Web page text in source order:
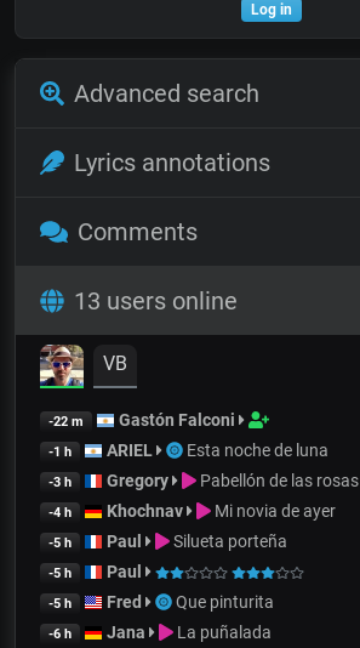
Log in
Advanced search
Lyrics annotations
Comments
13 users online
VB
-22 m Gastón Falconi
-1 h ARIEL Esta noche de luna
-3 h Gregory Pabellón de las rosas
-4 h Khochnav Mi novia de ayer
-5 h Paul Silueta porteña
-5 h Paul
-5 h Fred Que pinturita
-6 h Jana La puñalada